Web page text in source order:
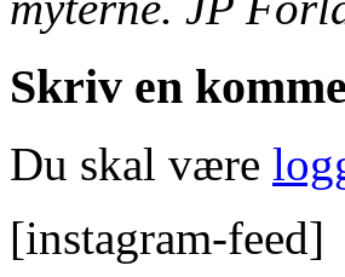
Skriv en
Du skal være
[instagram-feed]